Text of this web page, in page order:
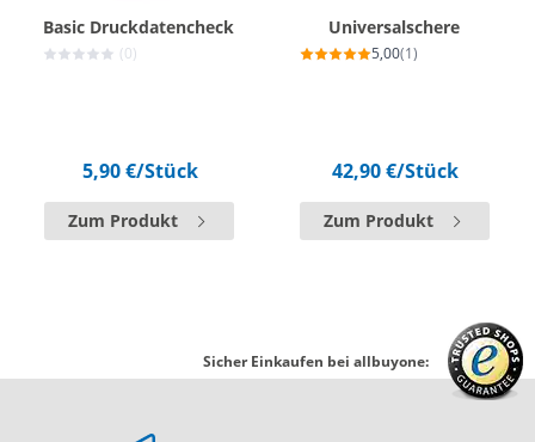
Basic Druckdatencheck
(0)
5,90 €/Stück
Zum Produkt
Universalschere
5,00(1)
42,90 €/Stück
Zum Produkt
Sicher Einkaufen bei allbuyone: